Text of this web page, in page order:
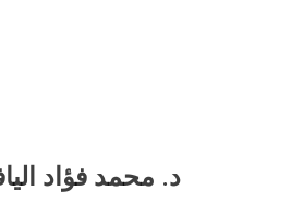
د. محمد فؤاد